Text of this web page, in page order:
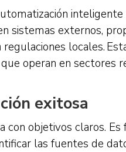
sistemas externos,
locales.
operan en sectores
exitosa
objetivos claros.
las fuentes de